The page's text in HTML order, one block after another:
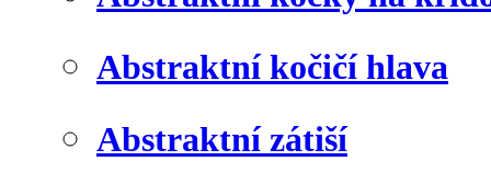
Abstraktní kočičí hlava
Abstraktní zátiší